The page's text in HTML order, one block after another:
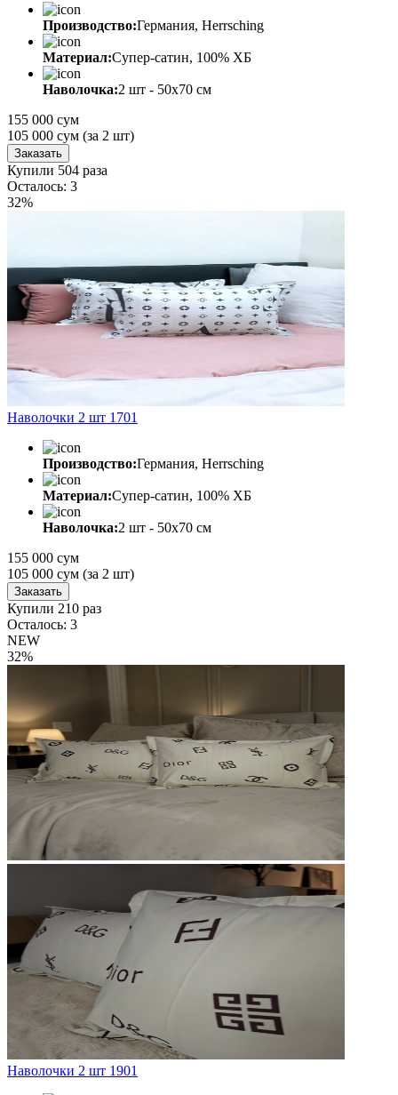
Производство:Германия, Herrsching
Материал:Супер-сатин, 100% ХБ
Наволочка:2 шт - 50x70 см
155 000 сум
105 000 сум (за 2 шт)
Заказать
Купили 504 раза
Осталось: 3
32%
Наволочки 2 шт 1701
Производство:Германия, Herrsching
Материал:Супер-сатин, 100% ХБ
Наволочка:2 шт - 50x70 см
155 000 сум
105 000 сум (за 2 шт)
Заказать
Купили 210 раз
Осталось: 3
NEW
32%
Наволочки 2 шт 1901